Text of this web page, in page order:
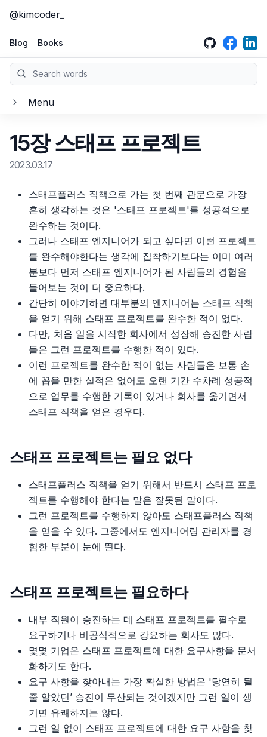
@kimcoder
Blog Books GitHubLinkedIn
Search words
Menu
소개
1부, 소개
2부, 벽돌부터 시작하기: 프로그래밍 패러다임
3부, 설계 원칙
4부, 컴포넌트 원칙
5부, 아키텍처
클린 코드
소개
1장, 깨끗한 코드
2장, 의미 있는 이름
3장, 함수
4장, 주석
5장, 형식 맞추기
6장, 객체와 자료 구조
7장, 오류 처리
8장, 경계
10장, 클래스
11장, 시스템
12장, 창발성
소개
1장 창의성을 향한 여정
2장 기술지식
3장 커뮤니케이션
4장 제약 조건
5장 비판적 사고
6장 호기심
7장 창의적 마인드셋
이펙티브 엔지니어
소개
1부, 올바른 마인드셋을 갖춰라
2부, 실행, 실행, 실행
3부, 장기적인 가치를 구축하라
이펙티브 타입스크립트
소개
2장 타입스크립트의 타입 시스템
3장 타입 추론
4장 타입 설계
5장 any 다루기
6장 타입 선언과 @types
웹 개발자를 위한 자바스크립트의 모든 것
소개
1장 ES2015부터 ES2020까지 그리고 그 이후의 새로운
장난감
2장 블록 스코프 선언: let과 const
3장 새로운 함수 기능
4장 클래스
제너레이터
7장 디스트럭처링
8장 프라미스
10장 템플릿, 태그 함수, 새로운 문자열 함수
11장 새로운 배열 함수, 타입이 있는 배열
12장 맵과 세트
13장 모듈
14장 리플렉션-리플렉트과 프록시
함수형 사고
소개
1장, 왜
2장, 전환
3장, 양도하라
5장, 진화하라
6장, 전진하라
7장, 실용적 사고
8장, 폴리글랏과 폴리패러다임
러닝 고
소개
2장 기본 데이터 타입과 선언
3장 복합 타입
5장 함수
6장 포인터
7장 타입, 메서드, 인터페이스
8장 오류
10장 Go의 동시성
리팩터링
소개
1장, 리팩터링: 첫 번째 예시
3장, 코드에서 나는 악취
4장, 테스트 구축하기
6장, 기본적인 리팩터링
7장, 캡슐화
9장, 데이터 조직화
10장, 조건부 로직 간소화
11장, API 리팩터링
12장, 상속 다루기
소프트웨어 아키텍처 101
소개
2장, 아키텍처 사고
3장, 모듈성
4장, 아키텍처 특성 정의
5장, 아키텍처 특성 식별
7장, 아키텍처 특성 범위
8장, 컴포넌트 기반 사고
9장, 기초
10장, 레이어드 아키텍처 스타일
11장, 파이프라인 아키텍처 스타일
스태프 엔지니어
1장 스태프 엔지니어의 유형소개
2장 스태프 엔지니어의 실제 업무는 무엇일까?
3장 직책이 중요한가?
4장 중요한 일에 집중하자
7장 지휘권을 가진 사람과 긴밀하게 협력하기
8장 리드하려면 따라야 한다
9장 절대 틀리지 않는 방법을 배우자
10장 타인을 위한 공간의 창출
15장 스태프 프로젝트
2023.03.17
스태프플러스 직책으로 가는 첫 번째 관문으로 가장
흔히 생각하는 것은 '스태프 프로젝트'를 성공적으로
완수하는 것이다.
그러나 스태프 엔지니어가 되고 싶다면 이런 프로젝트
를 완수해야한다는 생각에 집착하기보다는 이미 여러
분보다 먼저 스태프 엔지니어가 된 사람들의 경험을
들어보는 것이 더 중요하다.
간단히 이야기하면 대부분의 엔지니어는 스태프 직책
을 얻기 위해 스태프 프로젝트를 완수한 적이 없다.
다만, 처음 일을 시작한 회사에서 성장해 승진한 사람
들은 그런 프로젝트를 수행한 적이 있다.
이런 프로젝트를 완수한 적이 없는 사람들은 보통 손
에 꼽을 만한 실적은 없어도 오랜 기간 수차례 성공적
으로 업무를 수행한 기록이 있거나 회사를 옮기면서
스태프 직책을 얻은 경우다.
스태프 프로젝트는 필요 없다
스태프플러스 직책을 얻기 위해서 반드시 스태프 프로
젝트를 수행해야 한다는 말은 잘못된 말이다.
그런 프로젝트를 수행하지 않아도 스태프플러스 직책
을 얻을 수 있다. 그중에서도 엔지니어링 관리자를 경
험한 부분이 눈에 띈다.
스태프 프로젝트는 필요하다
내부 직원이 승진하는 데 스태프 프로젝트를 필수로
요구하거나 비공식적으로 강요하는 회사도 많다.
몇몇 기업은 스태프 프로젝트에 대한 요구사항을 문서
화하기도 한다.
요구 사항을 찾아내는 가장 확실한 방법은 '당연히 될
줄 알았던’ 승진이 무산되는 것이겠지만 그런 일이 생
기면 유쾌하지는 않다.
그런 일 없이 스태프 프로젝트에 대한 요구 사항을 찾